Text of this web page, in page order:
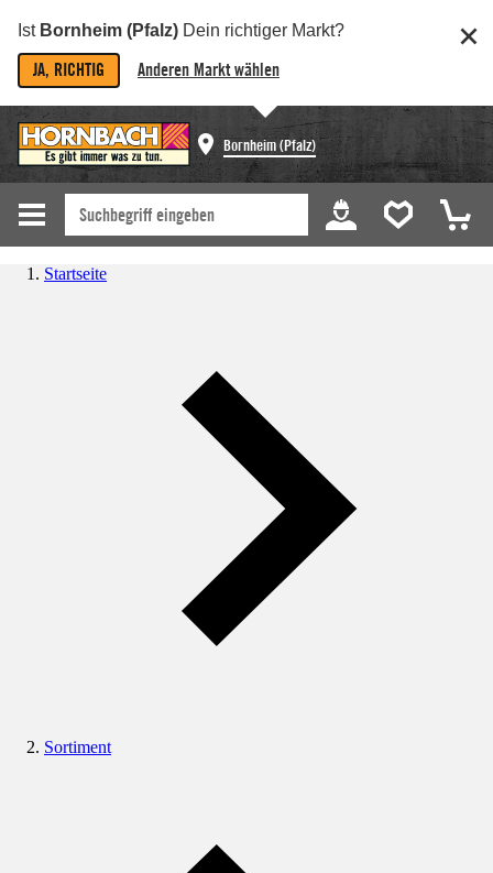
Ist Bornheim (Pfalz) Dein richtiger Markt?
JA, RICHTIG Anderen Markt wählen
Bornheim (Pfalz)
Startseite
Sortiment